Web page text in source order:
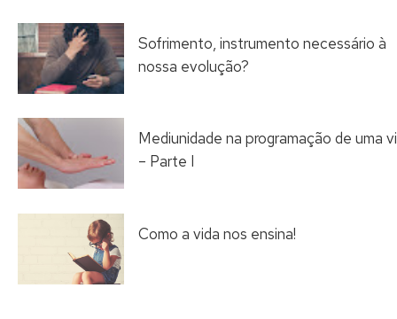
Sofrimento, instrumento necessário à
nossa evolução?
Mediunidade na programação de uma
– Parte I
Como a vida nos ensina!